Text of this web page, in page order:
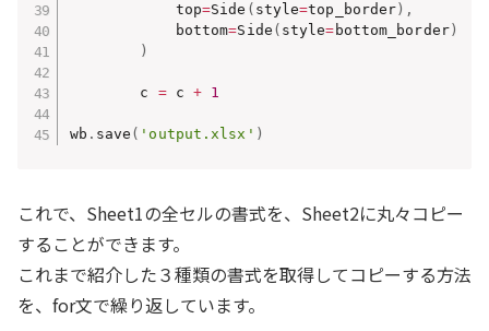
            top
=Side ( style=top_border ) ,
            bottom
=Side ( style= bottom_border)
)
        c
= c + 1
wb . save ( 'output.xlsx' )
これで、Sheet1の全セルの書式を、Sheet2に丸々コピー
することができます。
これまで紹介した３種類の書式を取得してコピーする方法
を、for文で繰り返しています。